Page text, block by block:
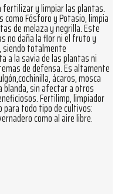
fertilizar y limpiar las plantas.
Fósforo y Potasio, limpia
de melaza y negrilla. Este
no daña la flor ni el fruto y
siendo totalmente
a la savia de las plantas ni
de defensa. Es altamente
ácaros, mosca
blanda, sin afectar a otros
Fertilimp, limpiador
todo tipo de cultivos:
como al aire libre.